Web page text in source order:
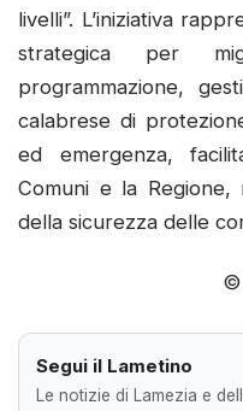
livelli”. L’iniziativa
strategica per
programmazione,
calabrese di
ed emergenza,
Comuni e la Regione,
della sicurezza delle
©
Segui il Lametino
Le notizie di Lamezia e